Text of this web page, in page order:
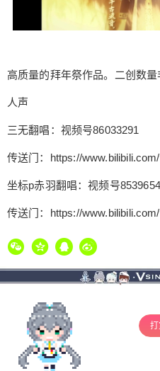
高质量的拜年祭作品。二创数量
人声
三无翻唱：视频号86033291
传送门：https://
坐标p赤羽翻唱：视频号
传送门：https://
打